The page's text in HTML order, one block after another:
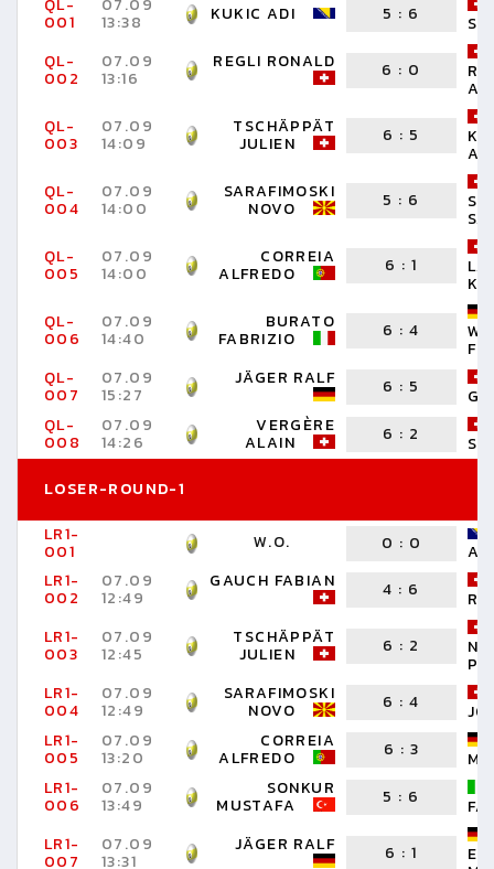
QL-
001
07.09
13:38 KUKIC ADI 5 : 6
QL-
002
07.09
13:16
REGLI RONALD 6 : 0
QL-
003
07.09
14:09
TSCHÄPPÄT
JULIEN 6 : 5
QL-
004
07.09
14:00
SARAFIMOSKI
NOVO 5 : 6
QL-
005
07.09
14:00
CORREIA
ALFREDO 6 :1
QL-
006
07.09
14:40
BURATO
FABRIZIO 6 :4
QL-
007
07.09
15:27
JÄGER RALF 6 : 5
G.
QL-
008
07.09
14:26
VERGÈRE
ALAIN 6 : 2
LOSER-ROUND-1
LR1-
001 W.O. 0 : 0
LR1-
002
07.09
12:49
GAUCH FABIAN 4 : 6
LR1-
003
07.09
12:45
TSCHÄPPÄT
JULIEN 6 : 2
LR1-
004
07.09
12:49
SARAFIMOSKI
NOVO 6 :4
LR1-
005
07.09
13:20
CORREIA
ALFREDO 6 : 3
LR1-
006
07.09
13:49
SONKUR
MUSTAFA 5 : 6
LR1-
007
07.09
13:31
JÄGER RALF 6 :1